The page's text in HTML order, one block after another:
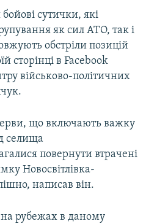
сутички, які
як сил АТО, так і
обстріли позицій
сторінці в Facebook
військово-політичних
що включають важку
селища
повернути втрачені
Новосвітлівка-
написав він.
рубежах в даному